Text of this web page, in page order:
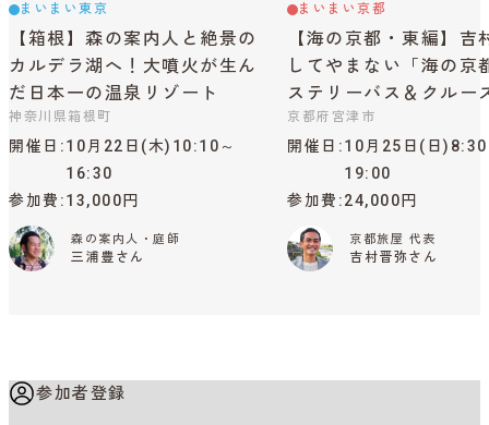
まいまい東京
【箱根】森の案内人と絶景の
カルデラ湖へ！大噴火が生ん
だ日本一の温泉リゾート
神奈川県箱根町
開催日
10月22日(木)10:10～
16:30
参加費 13,000円
森の案内人・庭師
三浦豊さん
まいまい京都
【海の京都・東編】吉
してやまない「海の京
ステリーバス＆クルー
京都府宮津市
開催日
10月25日(日
19:00
参加費 24,000円
京都旅屋 代表
吉村晋弥さん
参加者登録